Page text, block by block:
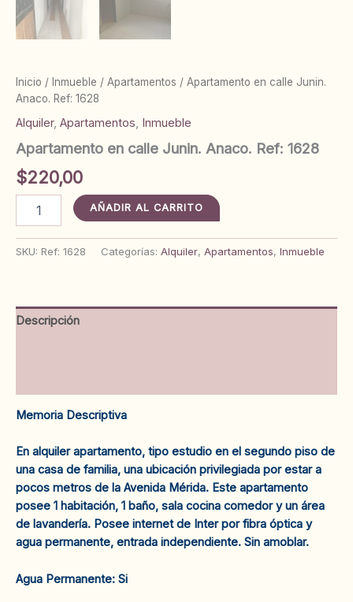
Inicio / Inmueble / Apartamentos / Apartamento en calle Junin.
Anaco. Ref: 1628
Alquiler, Apartamentos, Inmueble
Apartamento en calle Junin. Anaco. Ref: 1628
$220,00
Apartamento
Junin.
cantidad
AÑADIR AL CARRITO
SKU: Ref: 1628 Categorías: Alquiler, Apartamentos, Inmueble
Descripción
Memoria Descriptiva
En alquiler apartamento, tipo estudio en el segundo piso de
una casa de familia, una ubicación privilegiada por estar a
pocos metros de la Avenida Mérida. Este apartamento
posee 1 habitación, 1 baño, sala cocina comedor y un área
de lavandería. Posee internet de Inter por fibra óptica y
agua permanente, entrada independiente. Sin amoblar.
‌Agua Permanente: Si